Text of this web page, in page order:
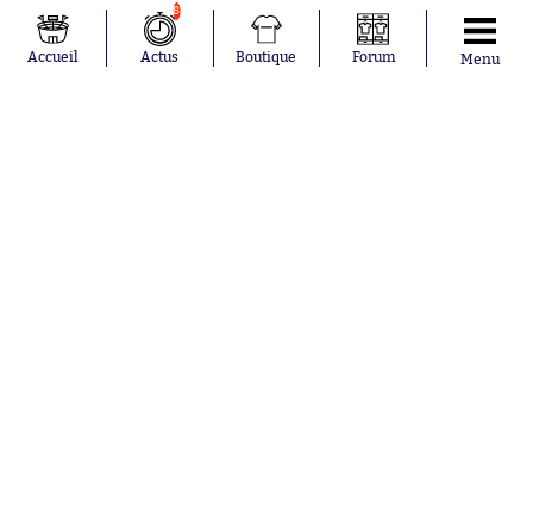
Moussa
Niakhaté
Nicolás
Real Madrid
RC Strasbourg
AC Milan
Accueil
8
Actus Boutique Forum Menu